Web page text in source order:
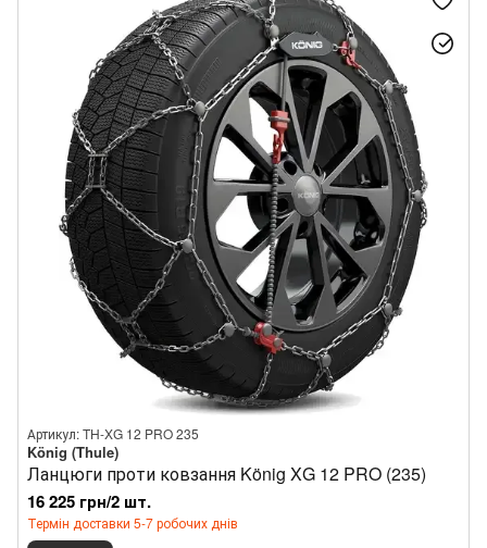
Артикул: TH-XG 12 PRO 235
König (Thule)
Ланцюги проти ковзання König XG 12 PRO (235)
16 225 грн/2 шт.
Термін доставки 5-7 робочих днів